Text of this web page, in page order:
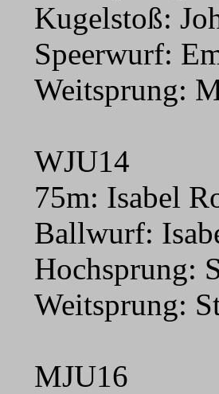
Kugelstoß:
Speerwurf:
Weitsprung:
WJU14
75m: Isabel
Ballwurf:
Hochsprung:
Weitsprung:
MJU16